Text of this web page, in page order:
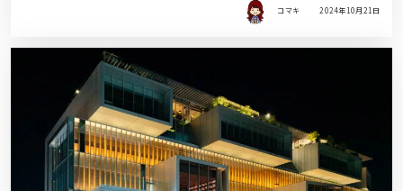
コマキ 2024年10月21日